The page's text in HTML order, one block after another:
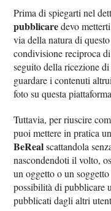
Prima di spiegarti nel
pubblicaredevo
via della natura di
condivisione reciproca
seguito della ricezione
guardare i contenuti
foto su questa
Tuttavia, per riuscire
puoi mettere in pratica
BeRealscattandola
nascondendoti il volto,
un oggetto o un
possibilità di pubblicare
pubblicati dagli altri